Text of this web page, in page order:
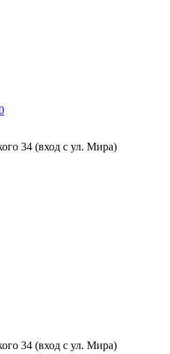
34 (вход с ул. Мира)
34 (вход с ул. Мира)